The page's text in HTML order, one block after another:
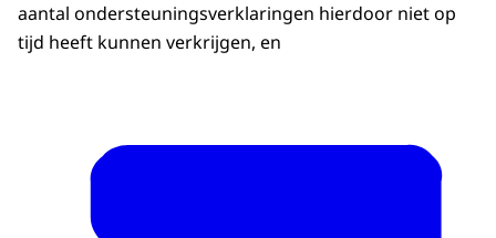
aantal ondersteuningsverklaringen hierdoor niet op
tijd heeft kunnen verkrijgen, en